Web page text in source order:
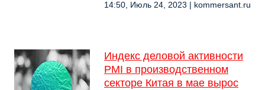
14:50, Июль 24, 2023 | kommersant.ru
Индекс деловой активности
PMI в производственном
секторе Китая в мае вырос